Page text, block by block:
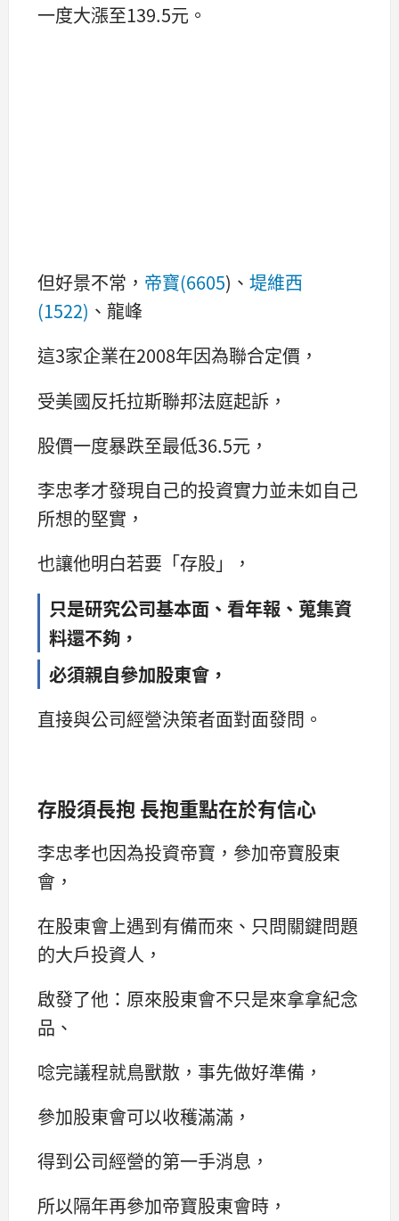
一度大漲至139.5元。
但好景不常， 帝寶(6605)、 堤維西
(1522) 、龍峰
這3家企業在2008年因為聯合定價，
受美國反托拉斯聯邦法庭起訴，
股價一度暴跌至最低36.5元，
李忠孝才發現自己的投資實力並未如自己
所想的堅實，
也讓他明白若要「存股」，
只是研究公司基本面、看年報、蒐集資
料還不夠，
必須親自參加股東會，
直接與公司經營決策者面對面發問。
存股須長抱 長抱重點在於有信心
李忠孝也因為投資帝寶，參加帝寶股東
會，
在股東會上遇到有備而來、只問關鍵問題
的大戶投資人，
啟發了他：原來股東會不只是來拿拿紀念
品、
唸完議程就鳥獸散，事先做好準備，
參加股東會可以收穫滿滿，
得到公司經營的第一手消息，
所以隔年再參加帝寶股東會時，